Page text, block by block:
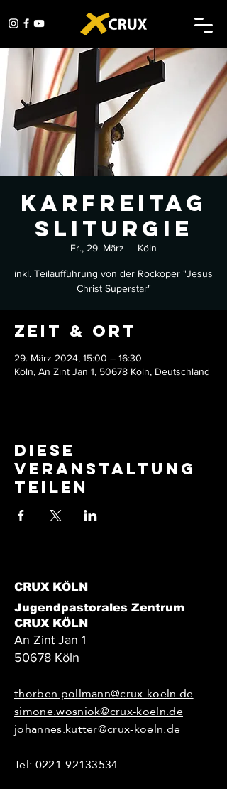
Karfreitag
sliturgie
Fr., 29. März
  |
Köln
inkl. Teilaufführung von der Rockoper "Jesus
Christ Superstar"
Zeit & Ort
29. März 2024, 15:00 – 16:30
Köln, An Zint Jan 1, 50678 Köln, Deutschland
Diese
Veranstaltung
teilen
CRUX KÖLN
Jugendpastorales Zentrum
CRUX KÖLN
An Zint Jan 1
50678 Köln
thorben.pollmann@crux-koeln.de
simone.wosniok@crux-koeln.de
johannes.kutter@crux-koeln.de
Tel:0221-92133534